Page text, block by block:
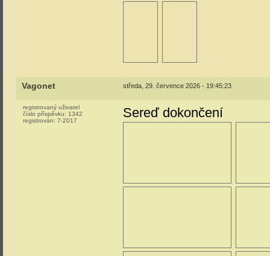
Vagonet středa, 29. července 2026 - 19:45:23
registrovaný uživatel
číslo příspěvku: 1342
registrován: 7-2017
Sereď dokončení